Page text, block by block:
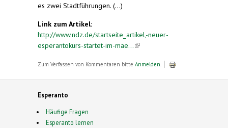
es zwei Stadtführungen. (...)
Link zum Artikel:
http://www.ndz.de/startseite_artikel,-neuer-
esperantokurs-startet-im-mae...(link is external)
Zum Verfassen von Kommentaren bitte Anmelden
Esperanto
Häufige Fragen
Esperanto lernen